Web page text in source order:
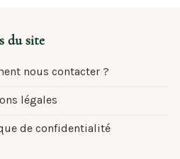
du site
nous contacter ?
légales
de confidentialité